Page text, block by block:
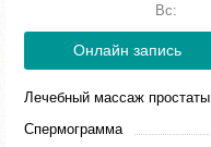
Вс:
Онлайн запись
Лечебный массаж простаты
Спермограмма